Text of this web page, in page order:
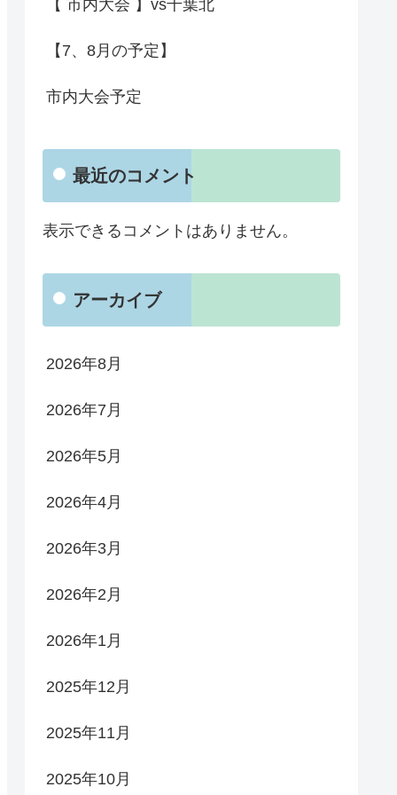
【 市内大会 】vs千葉北
【7、8月の予定】
市内大会予定
最近のコメント
表示できるコメントはありません。
アーカイブ
2026年8月
2026年7月
2026年5月
2026年4月
2026年3月
2026年2月
2026年1月
2025年12月
2025年11月
2025年10月